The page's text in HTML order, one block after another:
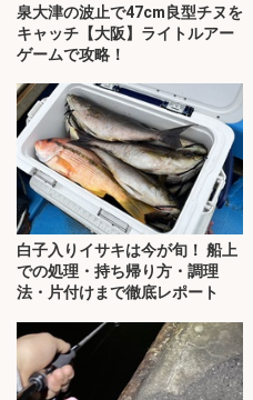
泉大津の波止で47cm良型チヌを
キャッチ【大阪】ライトルアー
ゲームで攻略！
白子入りイサキは今が旬！ 船上
での処理・持ち帰り方・調理
法・片付けまで徹底レポート